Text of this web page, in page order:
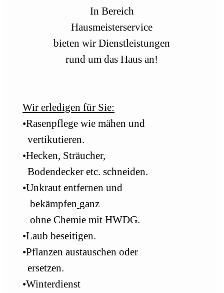
In Bereich
Hausmeisterservice
bieten wir Dienstleistungen
rund um das Haus an!
Wir erledigen für Sie:
•Rasenpflege wie mähen und
vertikutieren.
•Hecken, Sträucher,
Bodendecker etc. schneiden.
•Unkraut entfernen und
bekämpfen ganz
ohne Chemie mit HWDG.
•Laub beseitigen.
•Pflanzen austauschen oder
ersetzen.
•Winterdienst